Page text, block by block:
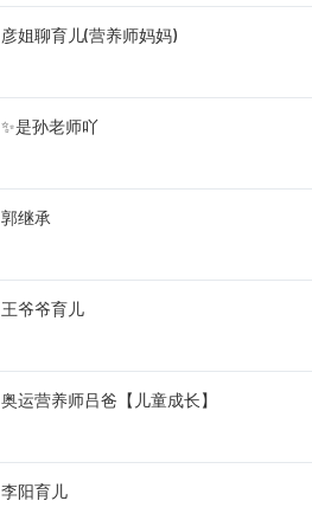
彦姐聊育儿(营养师妈妈)
✨是孙老师吖
郭继承
王爷爷育儿
奥运营养师吕爸【儿童成长】
李阳育儿